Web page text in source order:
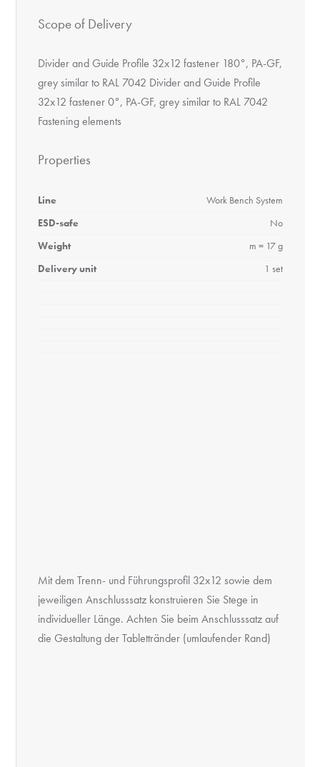
Scope of Delivery
Divider and Guide Profile 32x12 fastener 180°, PA-GF,
grey similar to RAL 7042 Divider and Guide Profile
32x12 fastener 0°, PA-GF, grey similar to RAL 7042
Fastening elements
Properties
Line
Work Bench System
ESD-safe
No
Weight
m = 17 g
Delivery unit
1 set
Mit dem Trenn- und Führungsprofil 32x12 sowie dem
jeweiligen Anschlusssatz konstruieren Sie Stege in
individueller Länge. Achten Sie beim Anschlusssatz auf
die Gestaltung der Tablettränder (umlaufender Rand)